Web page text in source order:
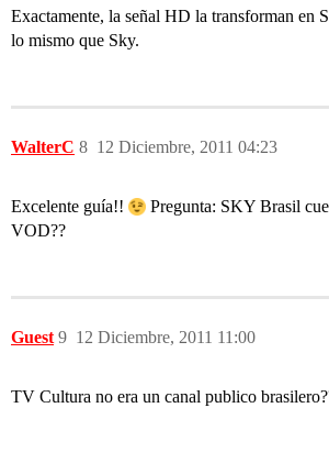
Exactamente, la señal HD la transforman en
lo mismo que Sky.
WalterC 12 Diciembre, 2011 04:23
8
Excelente guía!!
Pregunta: SKY Brasil
VOD??
Guest 12 Diciembre, 2011 11:00
9
TV Cultura no era un canal publico